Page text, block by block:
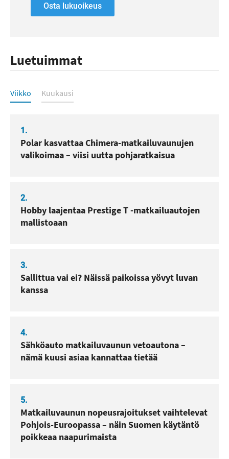
Osta lukuoikeus
Luetuimmat
Luetuimmat
Viikko Kuukausi
1.
Polar kasvattaa Chimera-matkailuvaunujen
valikoimaa – viisi uutta pohjaratkaisua
2.
Hobby laajentaa Prestige T -matkailuautojen
mallistoaan
3.
Sallittua vai ei? Näissä paikoissa yövyt luvan
kanssa
4.
Sähköauto matkailuvaunun vetoautona –
nämä kuusi asiaa kannattaa tietää
5.
Matkailuvaunun nopeusrajoitukset vaihtelevat
Pohjois-Euroopassa – näin Suomen käytäntö
poikkeaa naapurimaista